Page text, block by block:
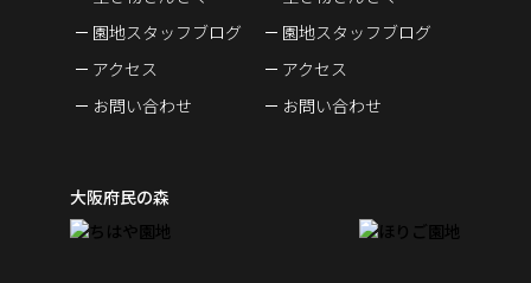
園地スタッフブログ
アクセス
お問い合わせ
園地スタッフブログ
アクセス
お問い合わせ
大阪府民の森